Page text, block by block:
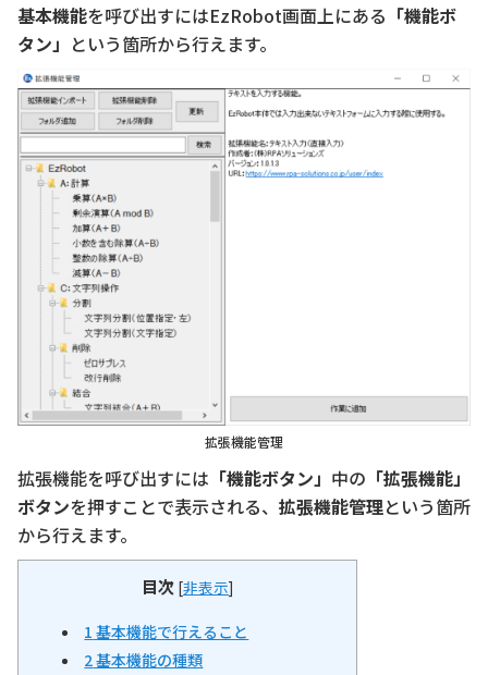
基本機能を呼び出すにはEzRobot画面上にある 「機能ボ
タン」 という箇所から行えます。
拡張機能管理
拡張機能を呼び出すには 「機能ボタン」 中の 「拡張機能」
ボタンを押すことで表示される、 拡張機能管理という箇所
から行えます。
目次 [非表示]
1 基本機能で行えること
2基本機能の種類